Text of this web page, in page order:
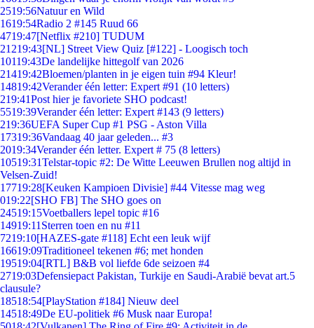
2519:56Natuur en Wild
1619:54Radio 2 #145 Ruud 66
4719:47[Netflix #210] TUDUM
21219:43[NL] Street View Quiz [#122] - Loogisch toch
10119:43De landelijke hittegolf van 2026
21419:42Bloemen/planten in je eigen tuin #94 Kleur!
14819:42Verander één letter: Expert #91 (10 letters)
219:41Post hier je favoriete SHO podcast!
5519:39Verander één letter: Expert #143 (9 letters)
219:36UEFA Super Cup #1 PSG - Aston Villa
17319:36Vandaag 40 jaar geleden... #3
2019:34Verander één letter. Expert # 75 (8 letters)
10519:31Telstar-topic #2: De Witte Leeuwen Brullen nog altijd in
Velsen-Zuid!
17719:28[Keuken Kampioen Divisie] #44 Vitesse mag weg
019:22[SHO FB] The SHO goes on
24519:15Voetballers lepel topic #16
14919:11 Sterren toen en nu #11
7219:10[HAZES-gate #118] Echt een leuk wijf
16619:09Traditioneel tekenen #6; met honden
19519:04[RTL] B&B vol liefde 6de seizoen #4
2719:03Defensiepact Pakistan, Turkije en Saudi-Arabië bevat art.5
clausule?
18518:54[PlayStation #184] Nieuw deel
14518:49De EU-politiek #6 Musk naar Europa!